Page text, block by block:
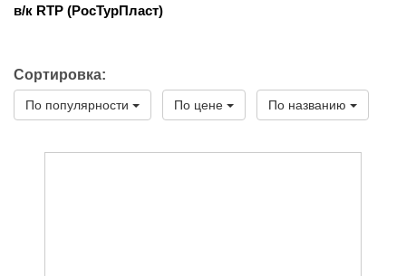
в/к RTP (РосТурПласт)
Сортировка:
По популярности По цене По названию